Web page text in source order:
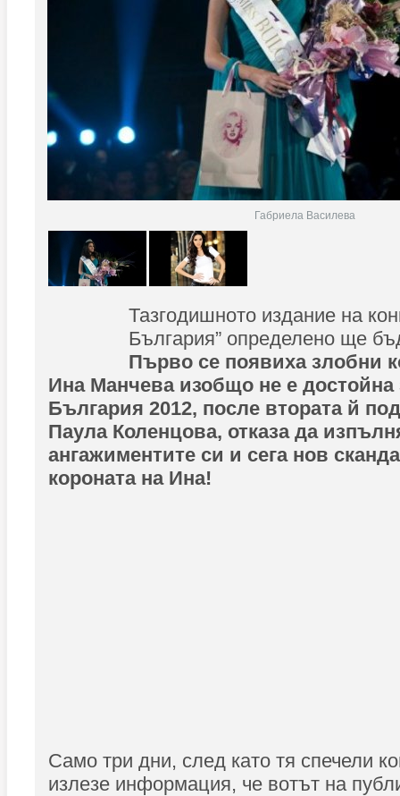
Габриела Василева
Тазгодишното издание на
България” определено ще
Първо се появиха злобни
Ина Манчева изобщо не е достойна
България 2012, после втората й
Паула Коленцова, отказа да
ангажиментите си и сега нов
короната на Ина!
Само три дни, след като тя спечели
излезе информация, че вотът на